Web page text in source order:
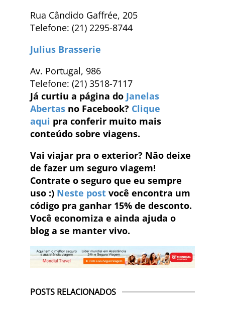
Rua Cândido Gaffrée, 205
Telefone: (21) 2295-8744
Julius Brasserie
Av. Portugal, 986
Telefone: (21) 3518-7117
Já curtiu a página do Janelas
Abertas no Facebook? Clique
aqui pra conferir muito mais
conteúdo sobre viagens.
Vai viajar pra o exterior? Não deixe
de fazer um seguro viagem!
Contrate o seguro que eu sempre
uso :) Neste post você encontra um
código pra ganhar 15% de desconto.
Você economiza e ainda ajuda o
blog a se manter vivo.
POSTS RELACIONADOS